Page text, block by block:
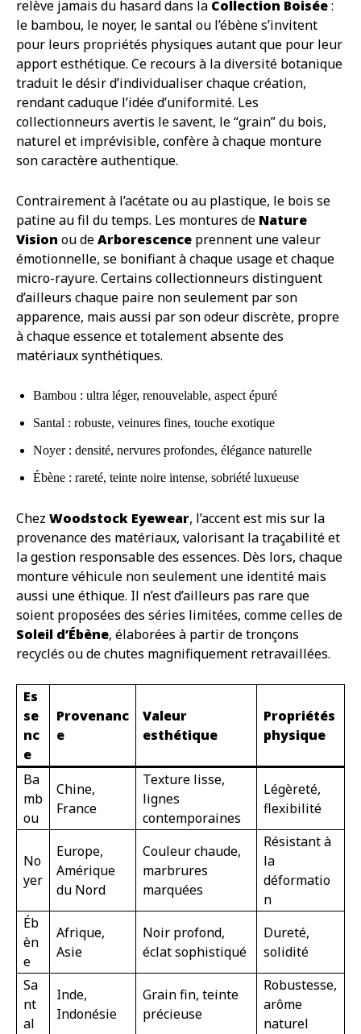
relève jamais du hasard dans la Collection Boisée:
le bambou, le noyer, le santal ou l’ébène s’invitent
pour leurs propriétés physiques autant que pour leur
apport esthétique. Ce recours à la diversité botanique
traduit le désir d’individualiser chaque création,
rendant caduque l’idée d’uniformité. Les
collectionneurs avertis le savent, le “grain” du bois,
naturel et imprévisible, confère à chaque monture
son caractère authentique.
Contrairement à l’acétate ou au plastique, le bois se
patine au fil du temps. Les montures de Nature
Vision ou deArborescence prennent une valeur
émotionnelle, se bonifiant à chaque usage et chaque
micro-rayure. Certains collectionneurs distinguent
d’ailleurs chaque paire non seulement par son
apparence, mais aussi par son odeur discrète, propre
à chaque essence et totalement absente des
matériaux synthétiques.
Bambou : ultra léger, renouvelable, aspect épuré
Santal : robuste, veinures fines, touche exotique
Noyer : densité, nervures profondes, élégance naturelle
Ébène : rareté, teinte noire intense, sobriété luxueuse
Chez Woodstock Eyewear, l’accent est mis sur la
provenance des matériaux, valorisant la traçabilité et
la gestion responsable des essences. Dès lors, chaque
monture véhicule non seulement une identité mais
aussi une éthique. Il n’est d’ailleurs pas rare que
soient proposées des séries limitées, comme celles de
Soleil d’Ébène, élaborées à partir de tronçons
recyclés ou de chutes magnifiquement retravaillées.
Es
se
nc
e
Provenanc
e
Valeur
esthétique
Propriétés
physique
Ba
mb
ou
Chine,
France
Texture lisse,
lignes
contemporaines
Légèreté,
flexibilité
No
yer
Europe,
Amérique
du Nord
Couleur chaude,
marbrures
marquées
Résistant à
la
déformatio
n
Éb
èn
e
Afrique,
Asie
Noir profond,
éclat sophistiqué
Dureté,
solidité
Sa
nt
al
Inde,
Indonésie
Grain fin, teinte
précieuse
Robustesse,
arôme
naturel